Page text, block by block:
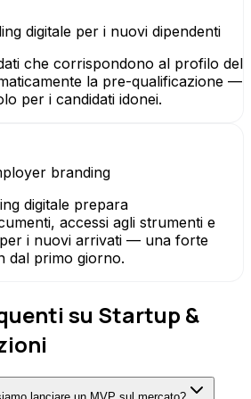
digitale per i nuovi dipendenti
che corrispondono al profilo del
la pre-qualificazione —
per i candidati idonei.
branding
digitale prepara
accessi agli strumenti e
i nuovi arrivati — una forte
dal primo giorno.
su Startup &
lanciare un MVP sul mercato?